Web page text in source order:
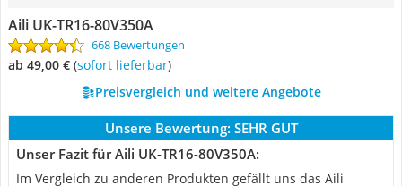
Aili ‎UK-TR16-80V350A
668 Bewertungen
ab 49,00 € ( Sofort lieferbar)
Preisvergleich und weitere Angebote
Unsere Bewertung: SEHR GUT
Unser Fazit für Aili ‎UK-TR16-80V350A:
Im Vergleich zu anderen Produkten gefällt uns das Aili